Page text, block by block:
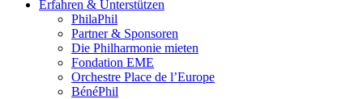
Erfahren & Unterstützen
PhilaPhil
Partner & Sponsoren
Die Philharmonie mieten
Fondation EME
Orchestre Place de l’Europe
BénéPhil